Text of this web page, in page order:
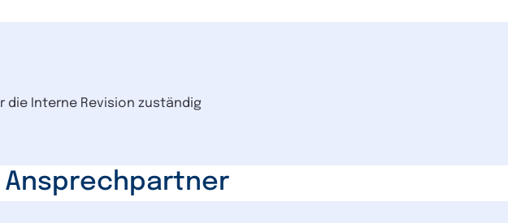
die Interne Revision zuständig
Ansprechpartner